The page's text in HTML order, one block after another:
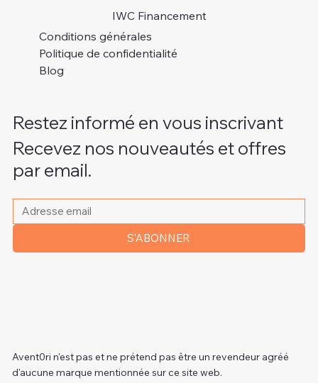
IWC Financement
Conditions générales
Politique de confidentialité
Blog
Restez informé en vous inscrivant
Recevez nos nouveautés et offres
par email.
Veuillez indiquer votre adresse e-mail
S'ABONNER
Avent0ri n'est pas et ne prétend pas être un revendeur agréé
d'aucune marque mentionnée sur ce site web.